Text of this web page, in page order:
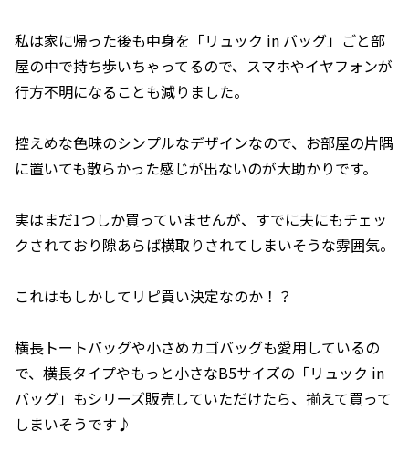
私は家に帰った後も中身を「リュック in バッグ」ごと部
屋の中で持ち歩いちゃってるので、スマホやイヤフォンが
行方不明になることも減りました。
控えめな色味のシンプルなデザインなので、お部屋の片隅
に置いても散らかった感じが出ないのが大助かりです。
実はまだ1つしか買っていませんが、すでに夫にもチェッ
クされており隙あらば横取りされてしまいそうな雰囲気。
これはもしかしてリピ買い決定なのか！？
横長トートバッグや小さめカゴバッグも愛用しているの
で、横長タイプやもっと小さなB5サイズの「リュック in
バッグ」もシリーズ販売していただけたら、揃えて買って
しまいそうです♪